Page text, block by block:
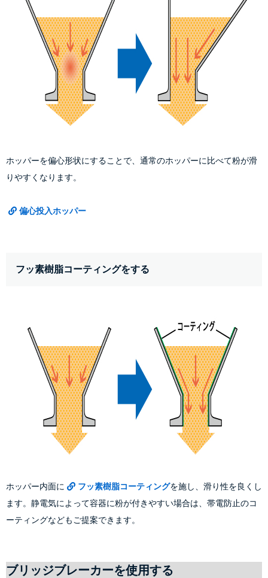
ホッパーを偏心形状にすることで、通常のホッパーに比べて粉が滑
りやすくなります。
偏心投入ホッパー
フッ素樹脂コーティングをする
ホッパー内面に フッ素樹脂コーティングを施し、滑り性を良くし
ます。静電気によって容器に粉が付きやすい場合は、帯電防止のコ
ーティングなどもご提案できます。
ブリッジブレーカーを使用する